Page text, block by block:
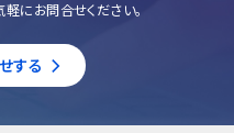
にお問合せください。
する